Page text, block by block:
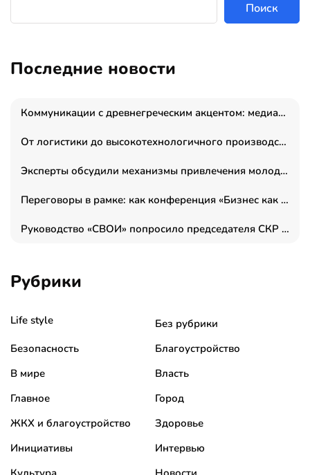
Поиск
Последние новости
Коммуникации с древнегреческим акцентом: медиаменеджер и журналист Владимир Дергачев запустил коммуникационное агентство «Сократ 2.0»
От логистики до высокотехнологичного производства: как основатель “гагаринга” выстраивает экосистему безопасности и гражданских БПЛА
Эксперты обсудили механизмы привлечения молодых специалистов в промышленные города
Переговоры в рамке: как конференция «Бизнес как искусство» переформатирует деловой этикет в стенах ТПП РФ
Руководство «СВОИ» попросило председателя СКР дать правовую оценку обысков в тыловом штабе
Рубрики
Life style
Без рубрики
Безопасность
Благоустройство
В мире
Власть
Главное
Город
ЖКХ и благоустройство
Здоровье
Инициативы
Интервью